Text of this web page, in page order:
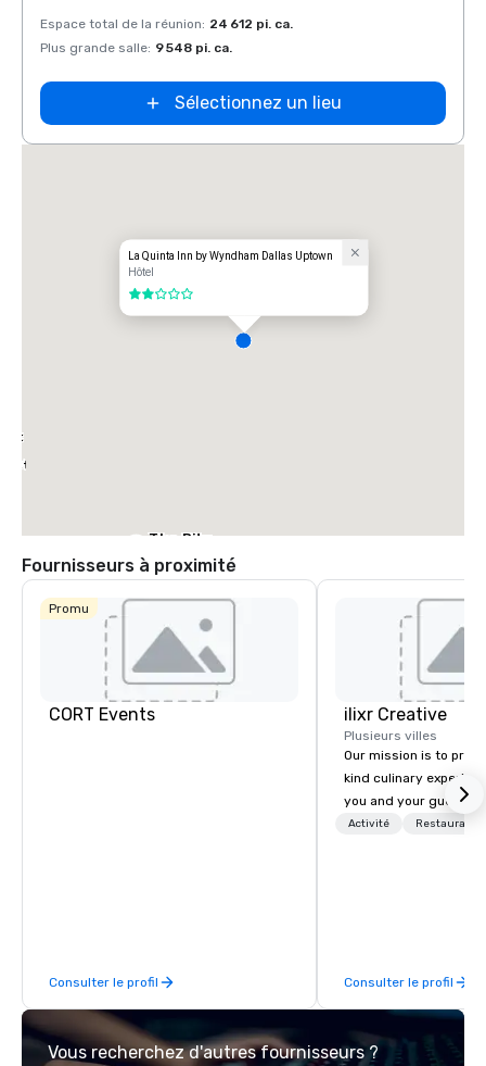
Espace total de la réunion: 24 612 pi. ca.
Plus grande salle: 9 548 pi. ca.
Sélectionnez un lieu
La Quinta Inn by Wyndham Dallas Uptown
Hôtel
2 sur 5
The Ritz-
Carlton, Dallas
Dallas Hotel
Crowne Plaza
Dallas
Downtown
Fournisseurs à proximité
Promu
CORT Events
Consulter le profil
ilixr Creative
Plusieurs villes
Our mission is to
kind culinary
you and your guests
memories and
catering industry.
Activité Restauration
Consulter le profil
Vous recherchez d'autres fournisseurs ?